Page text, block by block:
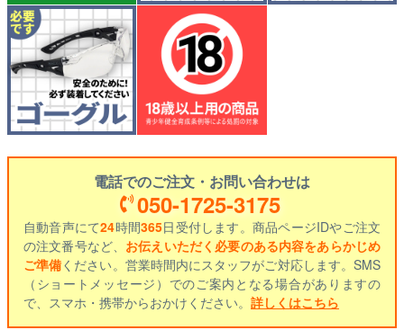
電話でのご注文・お問い合わせは
050-1725-3175
自動音声にて24時間365日受付します。商品ページIDやご注文
の注文番号など、 お伝えいただく必要のある内容をあらかじめ
ご準備ください。営業時間内にスタッフがご対応します。SMS
（ショートメッセージ）でのご案内となる場合がありますの
で、スマホ・携帯からおかけください。 詳しくはこちら